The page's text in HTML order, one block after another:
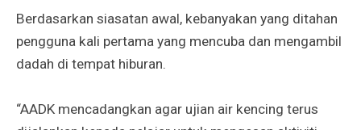
Berdasarkan siasatan awal, kebanyakan yang ditahan
pengguna kali pertama yang mencuba dan mengambil
dadah di tempat hiburan.
“AADK mencadangkan agar ujian air kencing terus